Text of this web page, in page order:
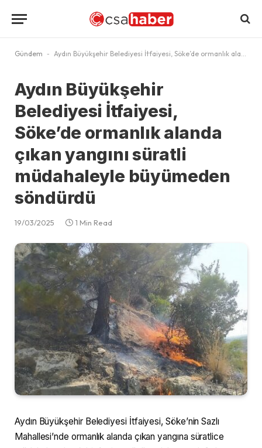
Gündem - Aydın Büyükşehir Belediyesi İtfaiyesi, Söke’de ormanlık alanda çıkan yangını süratli müdahaleyle büyümeden söndürdü
Aydın Büyükşehir
Belediyesi İtfaiyesi,
Söke’de ormanlık alanda
çıkan yangını süratli
müdahaleyle büyümeden
söndürdü
19/03/2025 1 Min Read
Aydın Büyükşehir Belediyesi İtfaiyesi, Söke’nin Sazlı
Mahallesi’nde ormanlık alanda çıkan yangına süratlice